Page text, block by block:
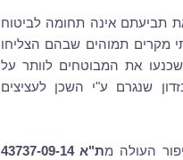
תביעתם אינה תחומה לביטוח
מקרים תמוהים שבהם הצליחו
את המבוטחים לוותר על
שנגרם ע"י השכן לעציצים
העולה מ
ת"א 43737-09-14